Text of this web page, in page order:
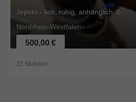
Jepeto - lieb, ruhig, anhänglich ☺️
Nordrhein-Westfalen
500,00 €
22 Stunden